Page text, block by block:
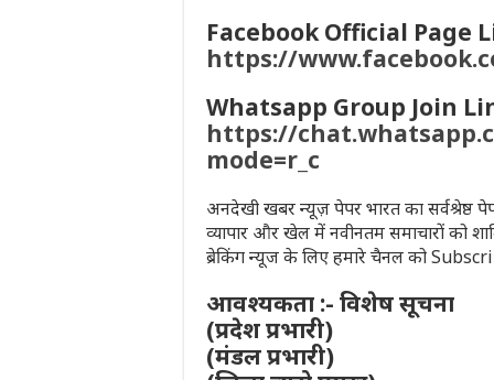
Facebook Official Page
https://
Whatsapp Group Join
https://
mode=r_c
अनदेखी खबर न्यूज़ पेपर भारत का सर्वश्रेष्ठ
व्यापार और खेल में नवीनतम समाचारों को
ब्रेकिंग न्यूज के लिए हमारे चैनल को
आवश्यकता :- विशेष सूचना
(प्रदेश प्रभारी)
(मंडल प्रभारी)